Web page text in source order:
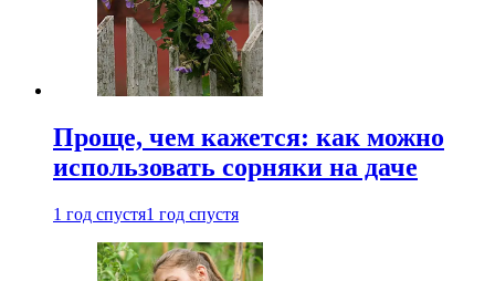
Проще, чем кажется: как можно
использовать сорняки на даче
1 год спустя1 год спустя